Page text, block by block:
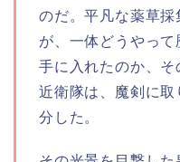
のだ。平凡な薬草
が、一体どうやっ
手に入れたのか、
近衛隊は、魔剣に
分した。